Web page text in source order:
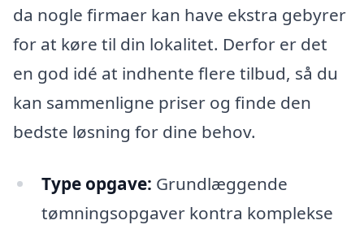
da nogle firmaer kan have ekstra gebyrer
for at køre til din lokalitet. Derfor er det
en god idé at indhente flere tilbud, så du
kan sammenligne priser og finde den
bedste løsning for dine behov.
Type opgave: Grundlæggende
tømningsopgaver kontra komplekse